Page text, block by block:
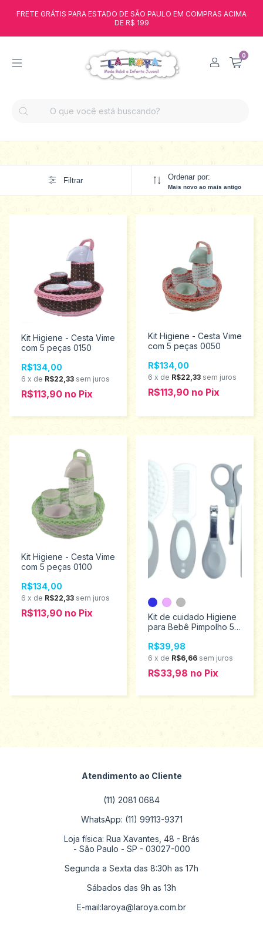
FRETE GRÁTIS PARA ESTADO DE SÃO PAULO EM COMPRAS ACIMA
DE R$ 199
0
Filtrar Ordenar por:
Mais novo ao mais antigo
Kit Higiene - Cesta Vime
com 5 peças 0150
R$134,00
6 x de R$22,33 sem juros
R$113,90 no Pix
Kit Higiene - Cesta Vime
com 5 peças 0050
R$134,00
6 x de R$22,33 sem juros
R$113,90 no Pix
Kit Higiene - Cesta Vime
com 5 peças 0100
R$134,00
6 x de R$22,33 sem juros
R$113,90 no Pix
Kit de cuidado Higiene
para Bebê Pimpolho 5
R$39,98
6 x de R$6,66 sem juros
R$33,98 no Pix
Atendimento ao Cliente
(11) 2081 0684
WhatsApp: (11) 99113-9371
Loja física: Rua Xavantes, 48 - Brás
- São Paulo - SP - 03027-000
Segunda a Sexta das 8:30h as 17h
Sábados das 9h as 13h
E-mail:laroya@laroya.com.br